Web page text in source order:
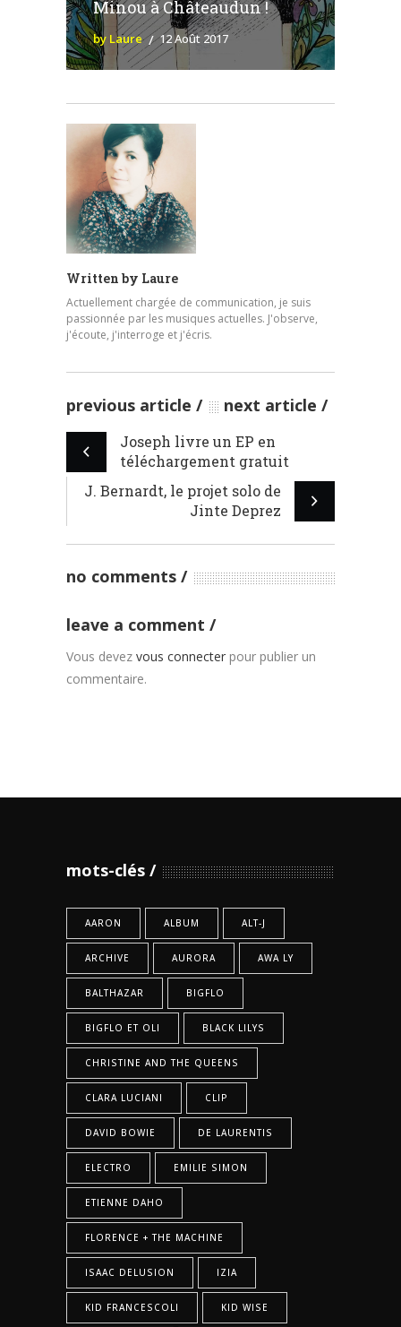
Minou à Châteaudun !
by Laure 12 Août 2017
Written by Laure
Actuellement chargée de communication, je suis
passionnée par les musiques actuelles. J'observe,
j'écoute, j'interroge et j'écris.
previous article next article
Joseph livre un EP en
téléchargement gratuit
J. Bernardt, le projet solo de
Jinte Deprez
no comments
leave a comment
Vous devez vous connecter pour publier un
commentaire.
mots-clés
AARON ALBUM ALT-J
ARCHIVE AURORA AWA LY
BALTHAZAR BIGFLO
BIGFLO ET OLI BLACK LILYS
CHRISTINE AND THE QUEENS
CLARA LUCIANI CLIP
DAVID BOWIE DE LAURENTIS
ELECTRO EMILIE SIMON
ETIENNE DAHO
FLORENCE + THE MACHINE
ISAAC DELUSION IZIA
KID FRANCESCOLI KID WISE